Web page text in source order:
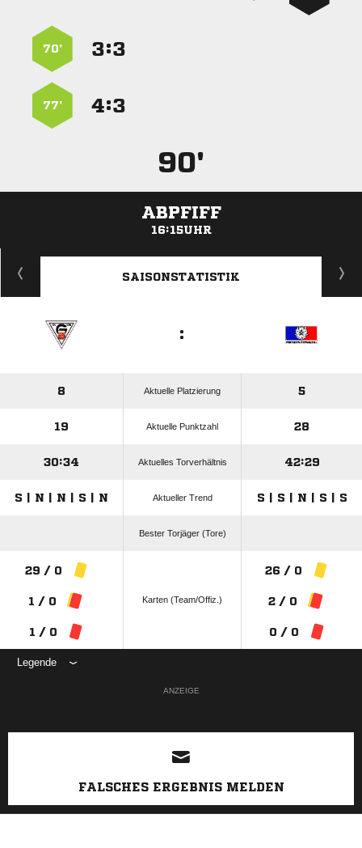
:
70’
:
77’
90'
ABPFIFF
16:15UHR
ANZEIGE
SAISONSTATISTIK
:
8 Aktuelle Platzierung 5
19 Aktuelle Punktzahl 28
30:34 Aktuelles Torverhältnis 42:29
S | N | N | S | N Aktueller Trend S | S | N | S | S
Bester Torjäger (Tore)
29 / 0
1 / 0
1 / 0
Karten (Team/Offiz.)
26 / 0
2 / 0
0 / 0
Legende
ANZEIGE
FALSCHES ERGEBNIS MELDEN